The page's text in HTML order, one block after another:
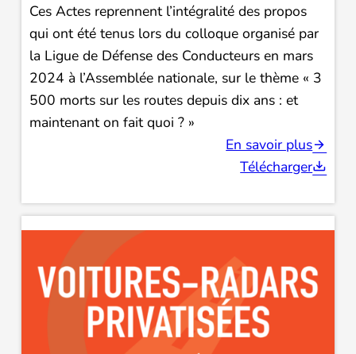
Ces Actes reprennent l’intégralité des propos
qui ont été tenus lors du colloque organisé par
la Ligue de Défense des Conducteurs en mars
2024 à l’Assemblée nationale, sur le thème « 3
500 morts sur les routes depuis dix ans : et
maintenant on fait quoi ? »
En savoir plus
Télécharger